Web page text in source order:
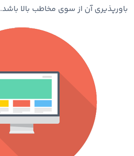
باورپذیری آن از سوی مخاطب بالا باشد.